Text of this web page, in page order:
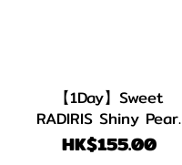
(G.DIA)
G.DIA
【1Day】Sweet
RADIRIS Shiny Pearl
日抛｜1盒10片
HK$155.00